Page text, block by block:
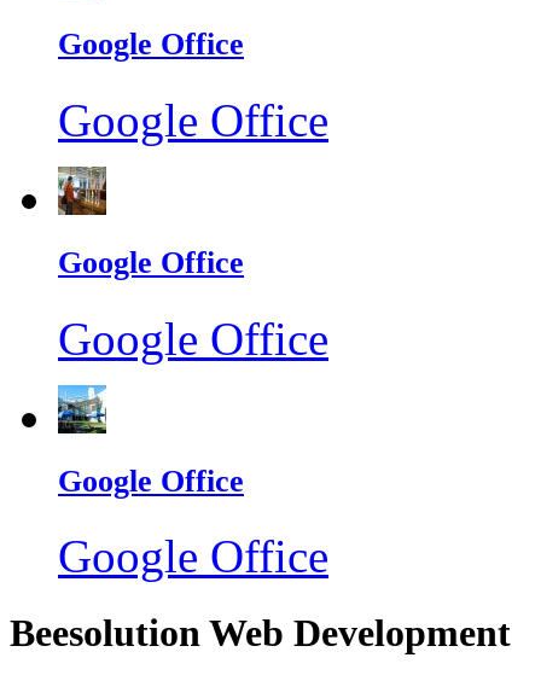
Google Office
Google Office
Google Office
Google Office
Google Office
Google Office
Beesolution Web Development